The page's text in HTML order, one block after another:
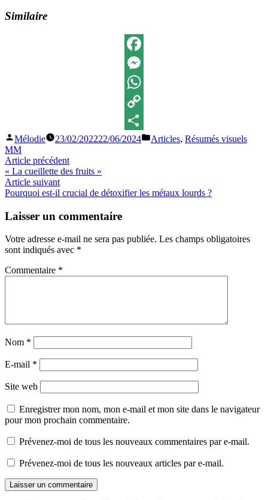
Similaire
Facebook
Messenger
WhatsApp
Copy
Link
Partager
Publié
par
Mélodie 23/02/202222/06/2024
Publié
Articles, Résumés visuels
MM
Navigation
de
l’article
Article précédentArticle
précédent :
« La cueillette des fruits »
Article suivantArticle
suivant
Pourquoi est-il crucial de détoxifier les métaux lourds ?
Laisser un commentaire
Votre adresse e-mail ne sera pas publiée. Les champs obligatoires
sont indiqués avec *
Commentaire *
Nom *
E-mail *
Site web
Enregistrer mon nom, mon e-mail et mon site dans le navigateur
pour mon prochain commentaire.
Prévenez-moi de tous les nouveaux commentaires par e-mail.
Prévenez-moi de tous les nouveaux articles par e-mail.